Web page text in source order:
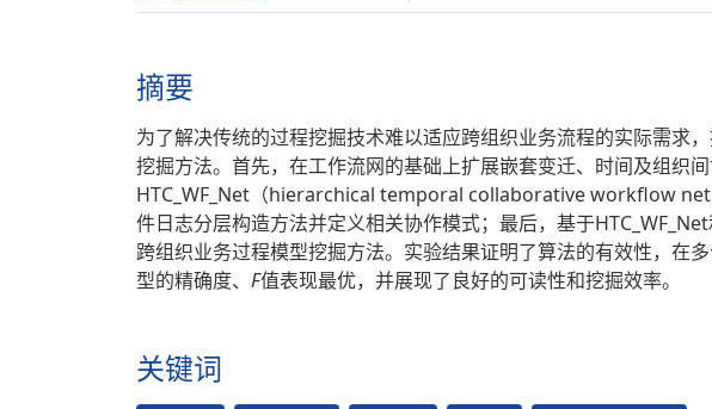
摘要
为了解决传统的过程挖掘技术难以适应跨组织业务流程的实际需求
挖掘方法。首先，在工作流网的基础上扩展嵌套变迁、时间及组织
HTC_WF_Net（hierarchical temporal collaborative workflow net
件日志分层构造方法并定义相关协作模式；最后，基于
跨组织业务过程模型挖掘方法。实验结果证明了算法的有效性，在
型的精确度、 F值表现最优，并展现了良好的可读性和挖掘效率。
关键词